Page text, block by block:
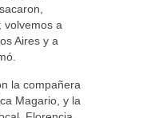
volvemos a
Aires y a
la compañera
Magario, y la